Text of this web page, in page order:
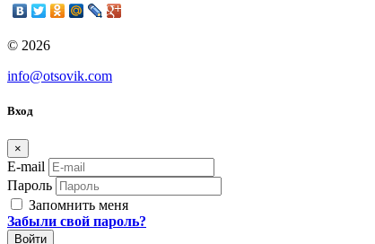
© 2026
info@otsovik.com
Вход
×
E-mail
Пароль
Запомнить меня
Забыли свой пароль?